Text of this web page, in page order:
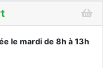
le mardi de 8h à 13h